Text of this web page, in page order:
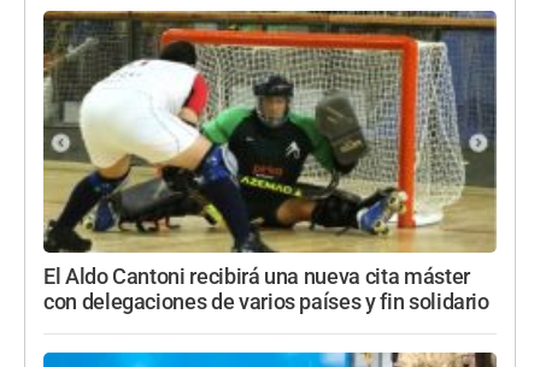
El Aldo Cantoni recibirá una nueva cita máster
con delegaciones de varios países y fin solidario